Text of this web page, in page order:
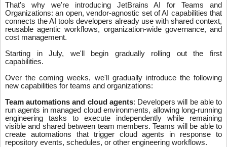
That’s why we're introducing JetBrains AI for Teams and
Organizations: an open, vendor-agnostic set of AI capabilities that
connects the AI tools developers already use with shared context,
reusable agentic workflows, organization-wide governance, and
cost management.
Starting in July, we'll begin gradually rolling out the first
capabilities.
Over the coming weeks, we'll gradually introduce the following
new capabilities for teams and organizations:
Team automations and cloud agents: Developers will be able to
run agents in managed cloud environments, allowing long-running
engineering tasks to execute independently while remaining
visible and shared between team members. Teams will be able to
create automations that trigger cloud agents in response to
repository events, schedules, or other engineering workflows.